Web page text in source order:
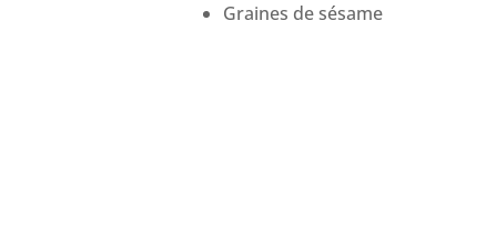
Graines de sésame